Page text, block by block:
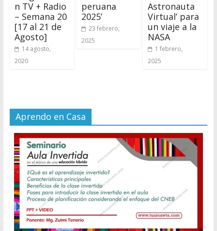
n TV + Radio
– Semana 20
[17 al 21 de
Agosto]
14 agosto,
2020
peruana
2025’
23 febrero,
2025
Astronauta
Virtual’ para
un viaje a la
NASA
1 febrero,
2025
Aprendo en Casa